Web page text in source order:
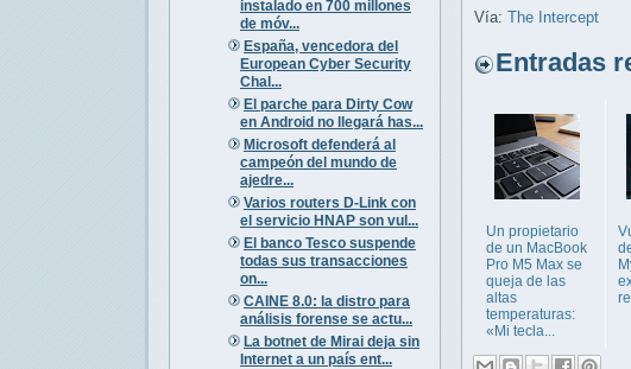
instalado en 700 millones
de móv...
España, vencedora del
European Cyber Security
Chal...
El parche para Dirty Cow
en Android no llegará has...
Microsoft defenderá al
campeón del mundo de
ajedre...
Varios routers D-Link con
el servicio HNAP son vul...
El banco Tesco suspende
todas sus transacciones
on...
CAINE 8.0: la distro para
análisis forense se actu...
La botnet de Mirai deja sin
Internet a un país ent...
Vía: The Intercept
Entradas
Un propietario
de un MacBook
Pro M5 Max se
queja de las
altas
temperaturas:
«Mi tecla...